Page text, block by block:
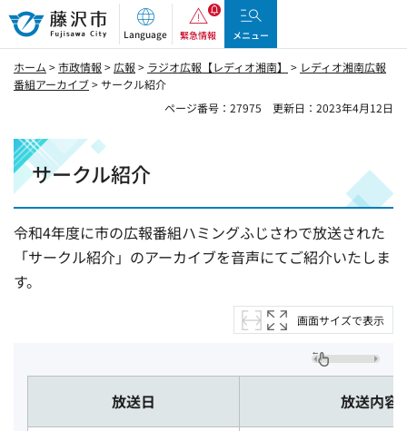
藤沢市
Language 緊急情報 メニュー
ホーム >市政情報 > 広報 > ラジオ広報【レディオ湘南】 > レディオ湘南広報
番組アーカイブ> サークル紹介
ページ番号：27975
更新日：2023年4月12日
サークル紹介
令和4年度に市の広報番組ハミングふじさわで放送された
「サークル紹介」のアーカイブを音声にてご紹介いたしま
す。
画面サイズで表示
放送日 放送内容